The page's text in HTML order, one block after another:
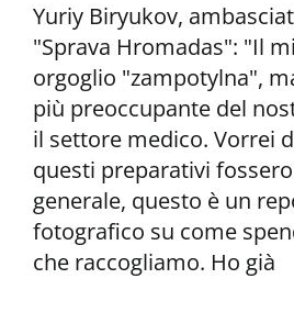
Yuriy Biryukov,
"Sprava Hromadas": "Il
orgoglio "zampotylna",
più preoccupante del
il settore medico. Vorrei
questi preparativi
generale, questo è un
fotografico su come
che raccogliamo. Ho già